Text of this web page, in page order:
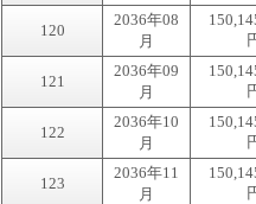
120
2036年08
月
121
2036年09
月
122
2036年10
月
123
2036年11
月